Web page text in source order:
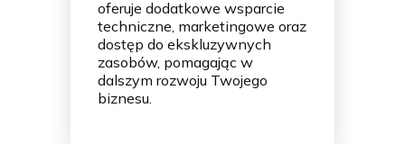
oferuje dodatkowe wsparcie
techniczne, marketingowe oraz
dostęp do ekskluzywnych
zasobów, pomagając w
dalszym rozwoju Twojego
biznesu.